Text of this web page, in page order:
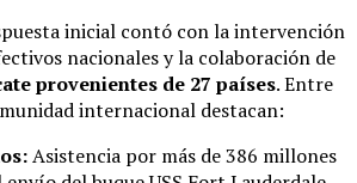
inicial contó con la intervención
nacionales y la colaboración de
provenientes de 27 países. Entre
internacional destacan:
Asistencia por más de 386 millones